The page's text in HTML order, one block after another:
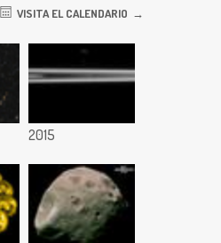
VISITA EL CALENDARIO
2015